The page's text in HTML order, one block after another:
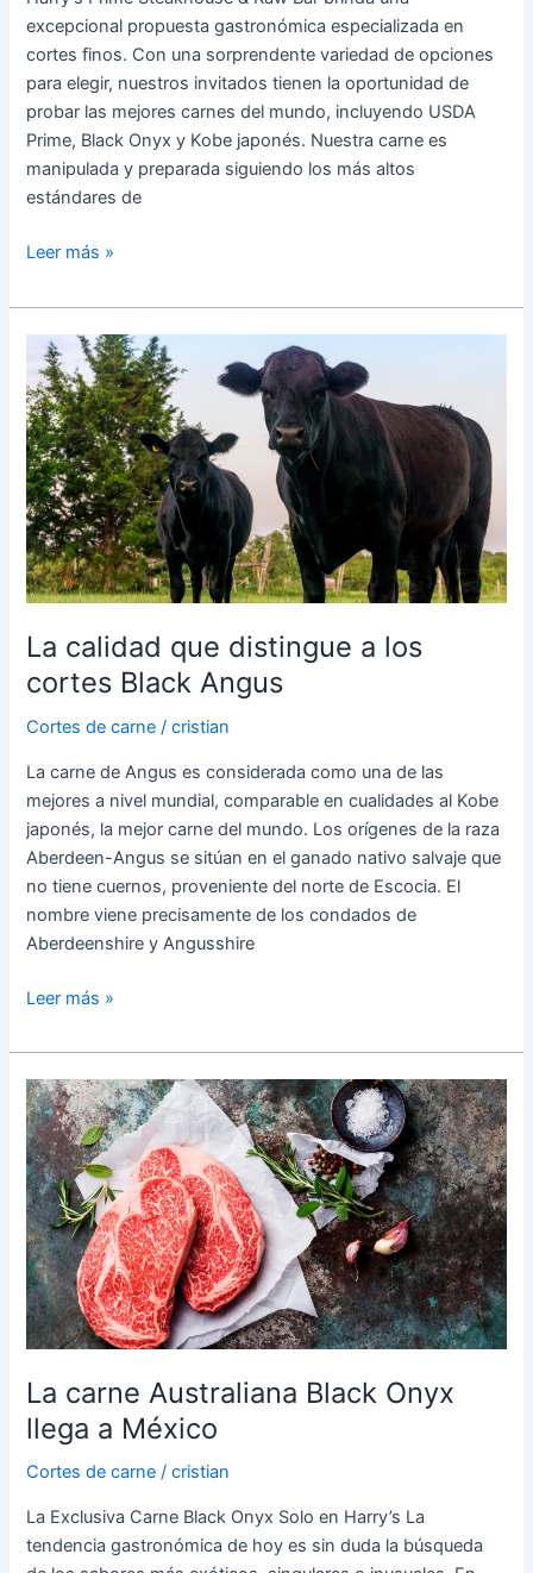
excepcional propuesta gastronómica especializada en
cortes finos. Con una sorprendente variedad de opciones
para elegir, nuestros invitados tienen la oportunidad de
probar las mejores carnes del mundo, incluyendo USDA
Prime, Black Onyx y Kobe japonés. Nuestra carne es
manipulada y preparada siguiendo los más altos
estándares de
Leer más »
La calidad que distingue a los
cortes Black Angus
Cortes de carne /cristian
La carne de Angus es considerada como una de las
mejores a nivel mundial, comparable en cualidades al Kobe
japonés, la mejor carne del mundo. Los orígenes de la raza
Aberdeen-Angus se sitúan en el ganado nativo salvaje que
no tiene cuernos, proveniente del norte de Escocia. El
nombre viene precisamente de los condados de
Aberdeenshire y Angusshire
calidad
que
distingue
a
los
cortes
Black
Angus
Leer más »
La carne Australiana Black Onyx
llega a México
Cortes de carne /cristian
La Exclusiva Carne Black Onyx Solo en Harry’s La
tendencia gastronómica de hoy es sin duda la búsqueda
La
carne
Australiana
Black
Onyx
llega
a
México